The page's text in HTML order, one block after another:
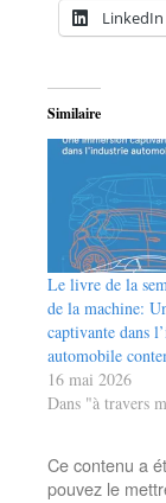
LinkedIn
Similaire
Le livre de la
de la machine:
captivante dans
automobile
16 mai 2026
Dans "à travers
Ce contenu a
pouvez le